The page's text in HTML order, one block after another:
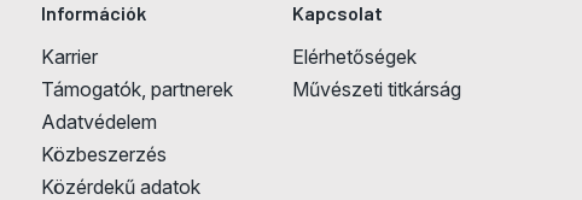
Információk
Karrier
Támogatók, partnerek
Adatvédelem
Közbeszerzés
Közérdekű adatok
Kapcsolat
Elérhetőségek
Művészeti titkárság